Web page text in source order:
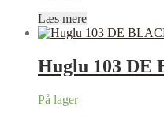
Læs mere
Huglu 103 DE
På lager